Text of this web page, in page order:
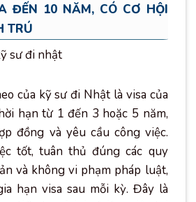
ĐẾN 10 NĂM, CÓ CƠ HỘI
TRÚ
của kỹ sư đi Nhật là visa của
hạn từ 1 đến 3 hoặc 5 năm,
đồng và yêu cầu công việc.
tốt, tuân thủ đúng các quy
và không vi phạm pháp luật,
hạn visa sau mỗi kỳ. Đây là